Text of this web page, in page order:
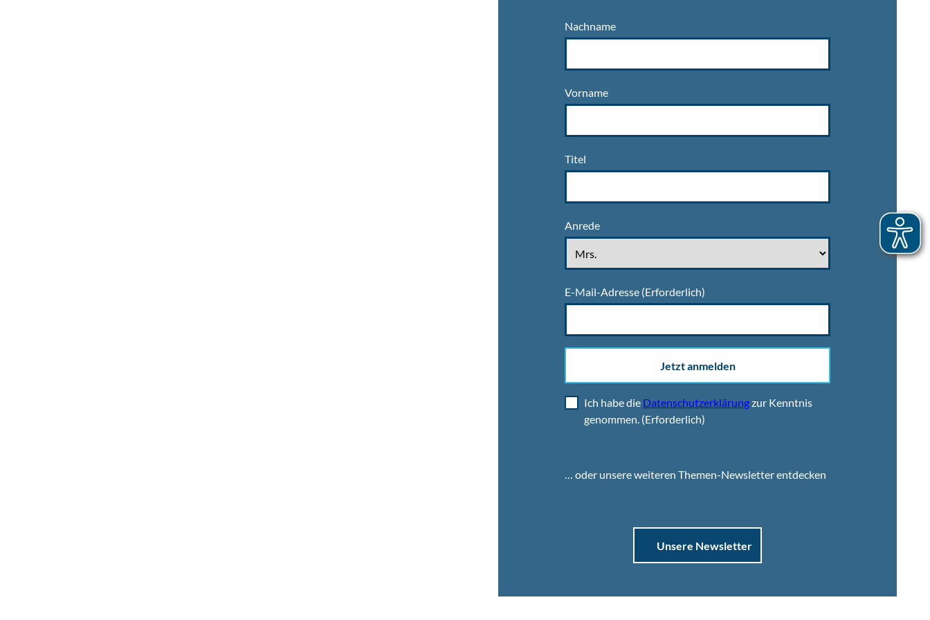
Nachname
Vorname
Titel
Anrede
E-Mail-Adresse (Erforderlich)
Jetzt anmelden
Ich habe die Datenschutzerklärungzur Kenntnis
genommen. (Erforderlich)
… oder unsere weiteren Themen-Newsletter entdecken
Unsere Newsletter